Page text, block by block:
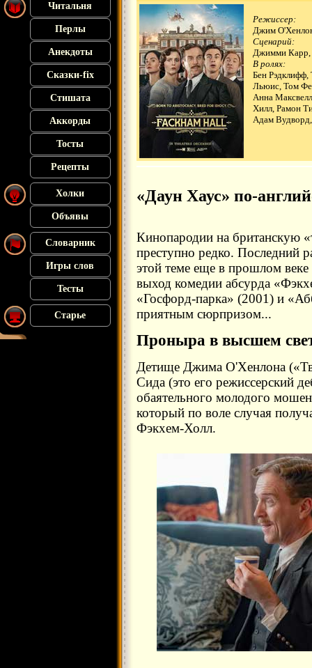
Читальня
Перлы
Анекдоты
Сказки-fix
Стишата
Аккорды
Тосты
Рецепты
Холки
Объявы
Словарник
Игры слов
Тесты
Старье
Режиссер:
Джим
Сценарий:
Джимми Карр,
В ролях:
Бен
Льюис, Том
Анна
Хилл, Рамон
Адам Вудворд,
«Даун Хаус» по-
Кинопародии на британскую
преступно редко. Последний
этой теме еще в прошлом
выход комедии абсурда
«Госфорд-парка» (2001) и
приятным сюрпризом...
Проныра в высшем
Детище Джима О'Хенлона
Сида (это его режиссерский
обаятельного молодого
который по воле случая
Фэкхем-Холл.